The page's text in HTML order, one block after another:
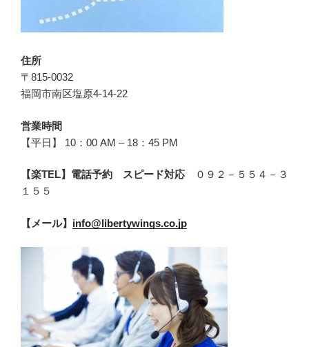
住所
〒815-0032
福岡市南区塩原4-14-22
営業時間
【平日】 10：00 AM – 18：45 PM
【楽TEL】電話予約 スピード対応
０９２－５５４－３
１５５
【メール】 info@libertywings.co.jp